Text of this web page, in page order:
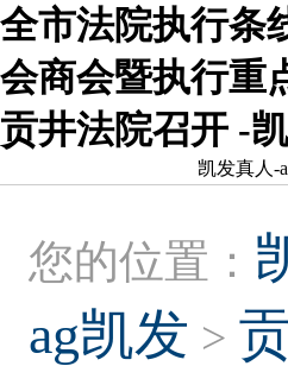
全市法院执行条
会商会暨执行重
贡井法院召开 -
凯发真人-
您的位置：
ag凯发 >